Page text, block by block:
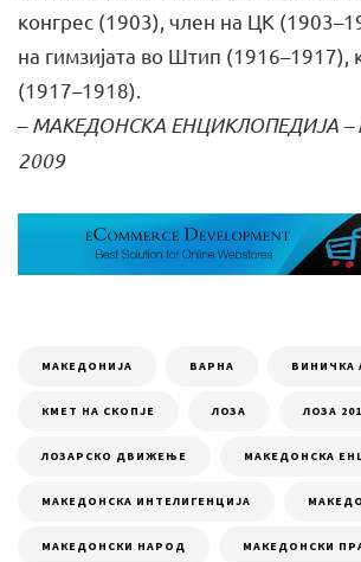
конгрес (1903), член на ЦК
на гимзијата во Штип (1916–1917),
(1917–1918).
–МАКЕДОНСКА ЕНЦИКЛОПЕДИЈА –
2009
MAКЕДОНИЈА ВАРНА ВИНИЧКА
КМЕТ НА СКОПЈЕ ЛОЗА ЛОЗА
ЛОЗАРСКО ДВИЖЕЊЕ МАКЕДОНСКА
МАКЕДОНСКА ИНТЕЛИГЕНЦИЈА
МАКЕДОНСКИ НАРОД МАКЕДОНСКИ